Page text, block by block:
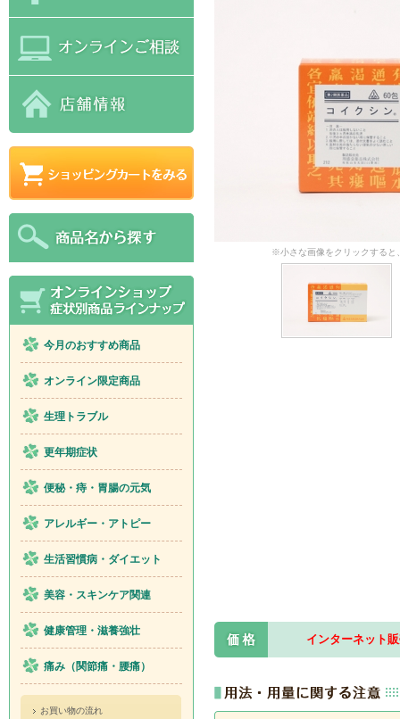
※小さな画像をクリックすると
インターネット
今月のおすすめ商品
オンライン限定商品
生理トラブル
更年期症状
便秘・痔・胃腸の元気
アレルギー・アトピー
生活習慣病・ダイエット
美容・スキンケア関連
健康管理・滋養強壮
痛み（関節痛・腰痛）
お買い物の流れ